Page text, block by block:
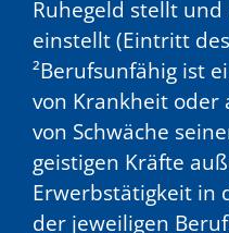
Ruhegeld stellt
einstellt (Eintritt
²Berufsunfähig ist
von Krankheit oder
von Schwäche
geistigen Kräfte
Erwerbstätigkeit in
der jeweiligen